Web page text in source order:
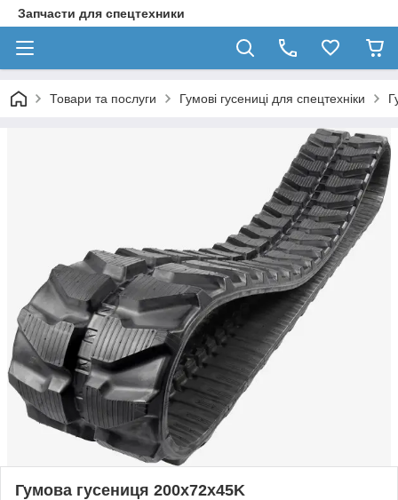
Запчасти для спецтехники
Товари та послуги Гумові гусениці для спецтехніки
Гумова гусениця 200x72x45K